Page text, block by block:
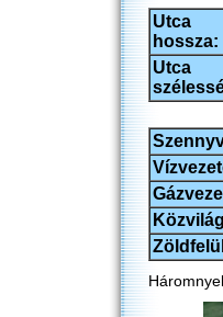
Utca
hossza:
Utca